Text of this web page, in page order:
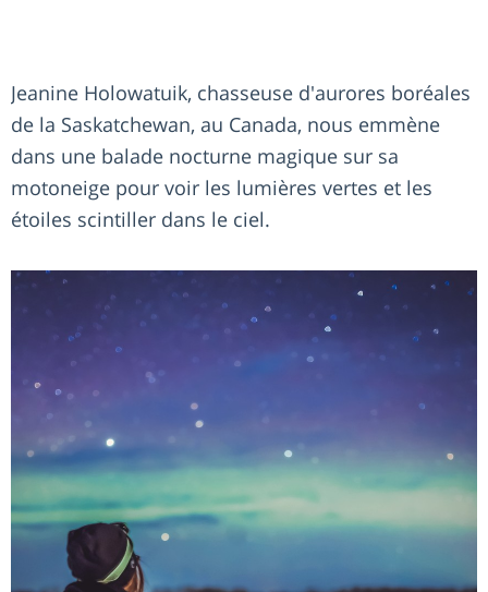
Jeanine Holowatuik, chasseuse d'aurores boréales
de la Saskatchewan, au Canada, nous emmène
dans une balade nocturne magique sur sa
motoneige pour voir les lumières vertes et les
étoiles scintiller dans le ciel.